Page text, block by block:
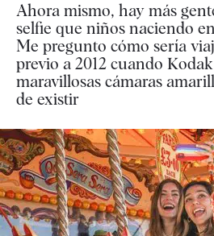
Ahora mismo, hay más
selfie que niños naciendo
Me pregunto cómo sería
previo a 2012 cuando
maravillosas cámaras
de existir